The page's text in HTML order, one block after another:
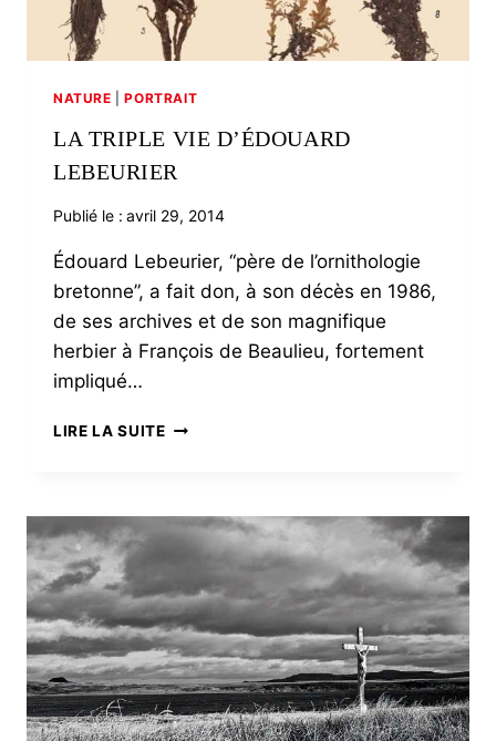
NATURE |PORTRAIT
LA TRIPLE VIE D’ÉDOUARD
LEBEURIER
Publié le : avril 29, 2014
Édouard Lebeurier, “père de l’ornithologie
bretonne”, a fait don, à son décès en 1986,
de ses archives et de son magnifique
herbier à François de Beaulieu, fortement
impliqué…
LIRE LA SUITELA
LEBEURIER